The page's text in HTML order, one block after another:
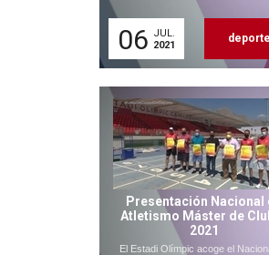
06 JUL.
2021
Presentación Nacional
Atletismo Máster de
2021
El Estadi Olímpic acoge el